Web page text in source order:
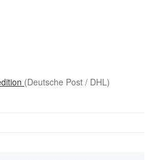
(Deutsche Post / DHL)